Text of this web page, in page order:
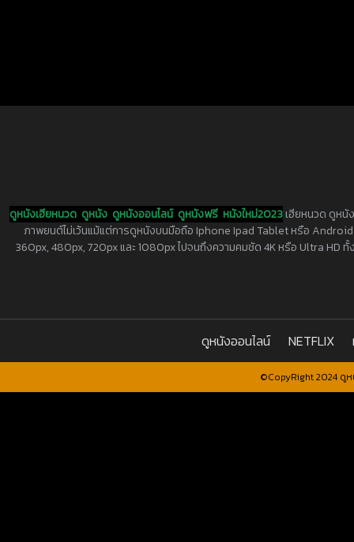
ดูหนังเฮียหนวด ดูหนัง ดูหนังออนไลน์ ดูหนังฟรี หนังใหม่2023เฮียหนวด ดูหนั
ภาพยนต์ไม่เว้นแม้แต่การดูหนังบนมือถือ Iphone Ipad Tablet หรือ
360px, 480px, 720px และ 1080px ไปจนถึงความคมชัด 4K หรือ Ultra HD
ดูหนังออนไลน์ NETFLIX
©CopyRight 2024 ดู